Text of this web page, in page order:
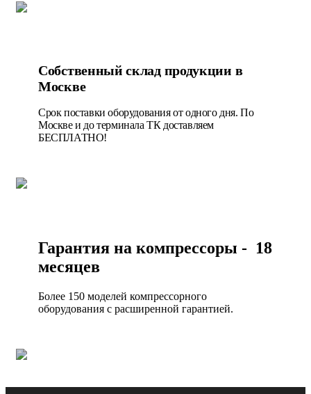
Собственный склад продукции в
Москве
Срок поставки оборудования от одного дня. По
Москве и до терминала ТК доставляем
БЕСПЛАТНО!
Гарантия на компрессоры - 18
месяцев
Более 150 моделей компрессорного
оборудования с расширенной гарантией.